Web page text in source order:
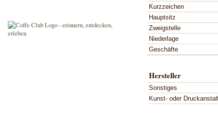
Kurzzeichen
Hauptsitz
Zweigstelle
Niederlage
Geschäfte
Hersteller
Sonstiges
Kunst- oder